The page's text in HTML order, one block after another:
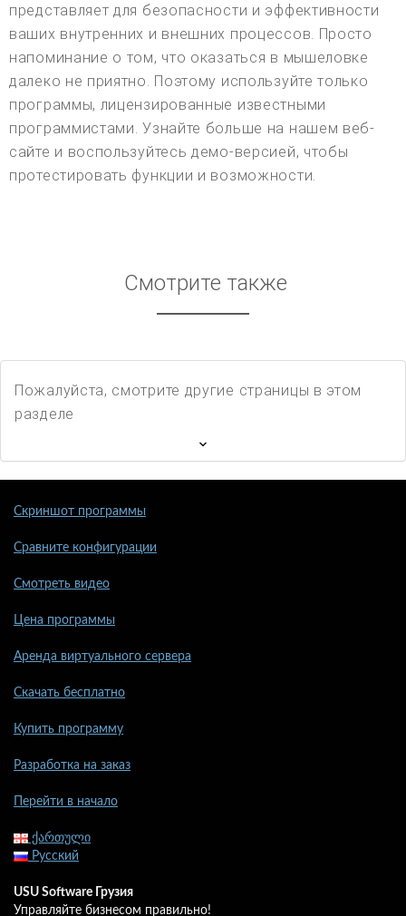
представляет для безопасности и эффективности
ваших внутренних и внешних процессов. Просто
напоминание о том, что оказаться в мышеловке
далеко не приятно. Поэтому используйте только
программы, лицензированные известными
программистами. Узнайте больше на нашем веб-
сайте и воспользуйтесь демо-версией, чтобы
протестировать функции и возможности.
Смотрите также
Пожалуйста, смотрите другие страницы в этом
разделе
Скриншот программы
Сравните конфигурации
Смотреть видео
Цена программы
Аренда виртуального сервера
Скачать бесплатно
Купить программу
Разработка на заказ
Перейти в начало
ქართული
Русский
USU Software Грузия
Управляйте бизнесом правильно!